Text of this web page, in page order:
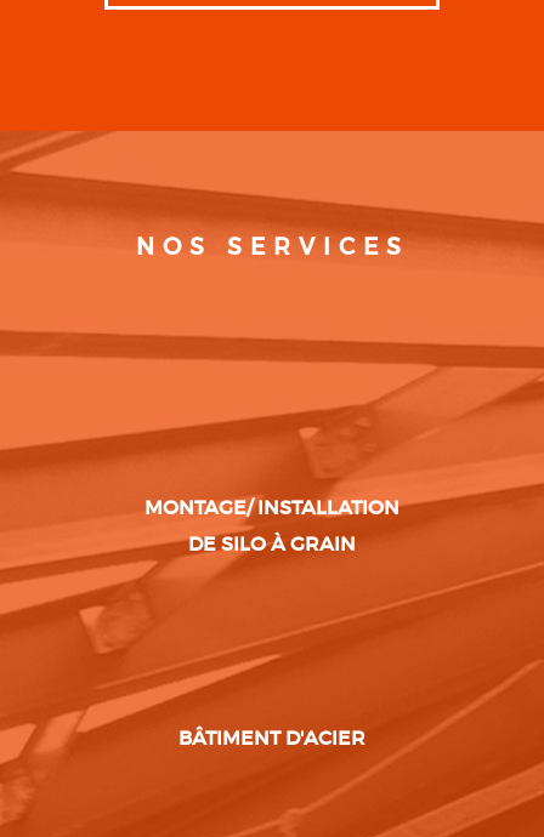
NOS SERVICES
MONTAGE/ INSTALLATION
DE SILO À GRAIN
BÂTIMENT D'ACIER